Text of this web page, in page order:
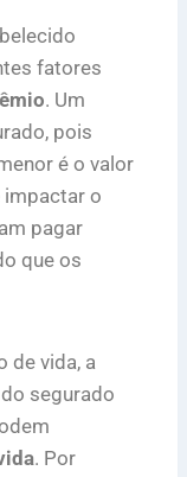
fatores
. Um
pois
é o valor
impactar o
pagar
que os
de vida, a
segurado
. Por